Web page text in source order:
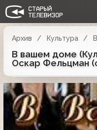
Архив Культура
В вашем доме
Оскар Фельцман